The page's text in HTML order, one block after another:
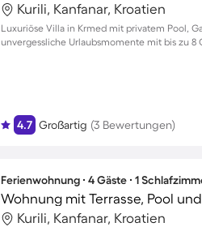
Kurili, Kanfanar, Kroatien
Luxuriöse Villa in Krmed mit privatem Pool,
unvergessliche Urlaubsmomente mit bis zu 8
4.7 Großartig (3 Bewertungen)
Ferienwohnung ∙ 4 Gäste ∙ 1
Wohnung mit Terrasse, Pool
Kurili, Kanfanar, Kroatien